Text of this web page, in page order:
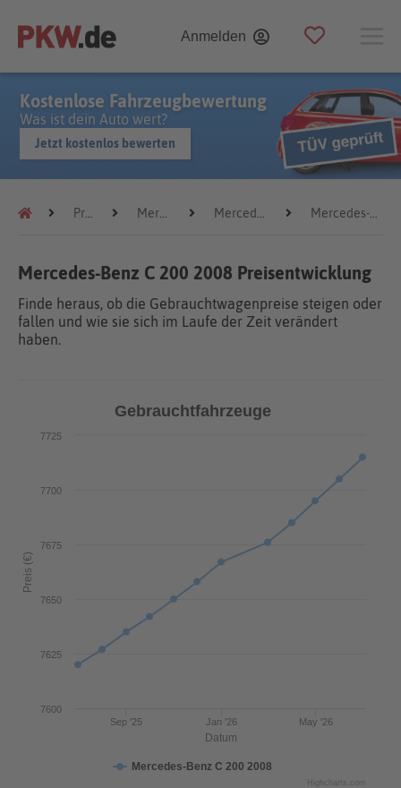
Anmelden
Kostenlose Fahrzeugbewertung
Was ist dein Auto wert?
Jetzt kostenlos bewerten
Preistrends Mercedes-Benz Mercedes-Benz C 200 Mercedes-Benz C 200 2008
Mercedes-Benz C 200 2008 Preisentwicklung
Finde heraus, ob die Gebrauchtwagenpreise steigen oder
fallen und wie sie sich im Laufe der Zeit verändert
haben.
Datum
Preis (€)
Gebrauchtfahrzeuge
Mercedes-Benz C 200 2008
Jan '26
Sep '25 May '26
7600
7700
7625
7650
7675
7725
Highcharts.com